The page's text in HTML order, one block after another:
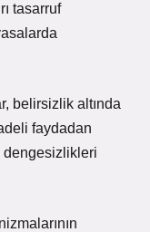
tasarruf
belirsizlik altında
faydadan
dengesizlikleri